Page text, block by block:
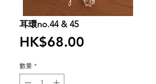
耳環no.44 & 45
HK$68.00
數量 *